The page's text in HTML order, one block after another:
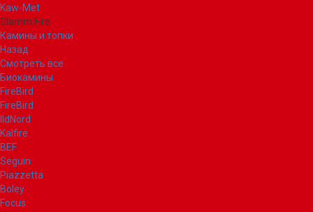
Kaw-Met
Glamm Fire
Камины и топки
Назад
Смотреть все
Биокамины
FireBird
FireBird
IldNord
Kalfire
BEF
Seguin
Piazzetta
Boley
Focus